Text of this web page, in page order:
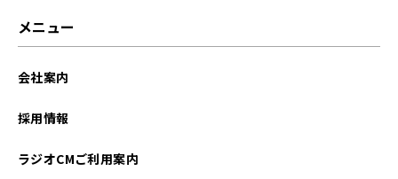
メニュー
会社案内
採用情報
ラジオCMご利用案内